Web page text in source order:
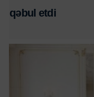
qəbul etdi